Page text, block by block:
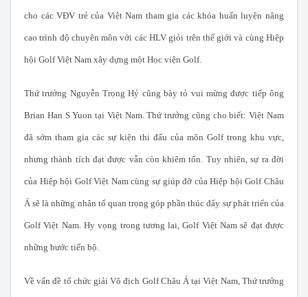
cho các VĐV trẻ của Việt Nam tham gia các khóa huấn luyện nâng
cao trình độ chuyên môn với các HLV giỏi trên thế giới và cùng Hiệp
hội Golf Việt Nam xây dựng một Học viện Golf.
Thứ trưởng Nguyễn Trọng Hỷ cũng bày tỏ vui mừng được tiếp ông
Brian Han S Yuon tại Việt Nam. Thứ trưởng cũng cho biết: Việt Nam
đã sớm tham gia các sự kiện thi đấu của môn Golf trong khu vực,
nhưng thành tích đạt được vẫn còn khiêm tốn. Tuy nhiên, sự ra đời
của Hiệp hội Golf Việt Nam cùng sự giúp đỡ của Hiệp hội Golf Châu
Á sẽ là những nhân tố quan trọng góp phần thúc đẩy sự phát triển của
Golf Việt Nam. Hy vọng trong tương lai, Golf Việt Nam sẽ đạt được
những bước tiến bộ.
Về vấn đề tổ chức giải Vô địch Golf Châu Á tại Việt Nam, Thứ trưởng